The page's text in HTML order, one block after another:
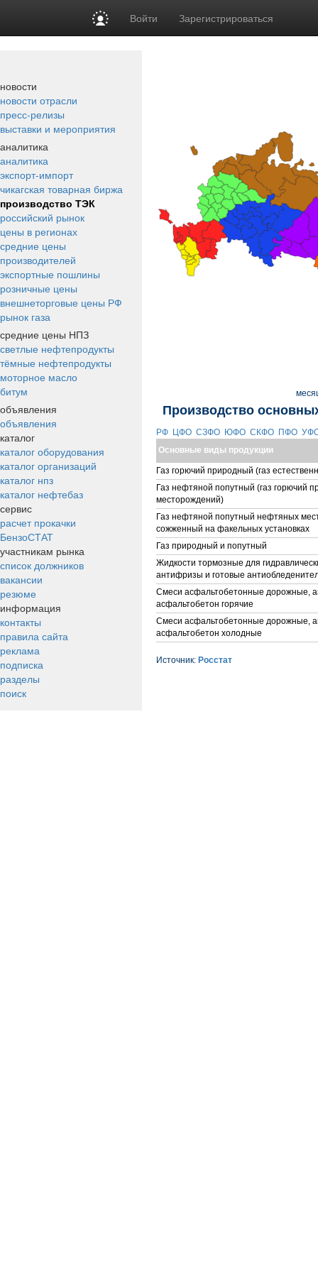
Войти Зарегистрироваться
новости
новости отрасли
пресс-релизы
выставки и мероприятия
аналитика
аналитика
экспорт-импорт
чикагская товарная биржа
производство ТЭК
российский рынок
цены в регионах
средние цены
производителей
экспортные пошлины
розничные цены
внешнеторговые цены РФ
рынок газа
средние цены НПЗ
светлые нефтепродукты
тёмные нефтепродукты
моторное масло
битум
объявления
объявления
каталог
каталог оборудования
каталог организаций
каталог нпз
каталог нефтебаз
сервис
расчет прокачки
БензоСТАТ
участникам рынка
список должников
вакансии
резюме
информация
контакты
правила сайта
реклама
подписка
разделы
поиск
Производство
РФ ЦФО СЗФО ЮФО СКФО ПФО
Основные виды продукции
Газ горючий природный (газ
Газ нефтяной попутный (газ горючий
месторождений)
Газ нефтяной попутный нефтяных
сожженный на факельных установках
Газ природный и попутный
Жидкости тормозные для
антифризы и готовые
Смеси асфальтобетонные дорожные,
асфальтобетон горячие
Смеси асфальтобетонные дорожные,
асфальтобетон холодные
Источник: Росстат